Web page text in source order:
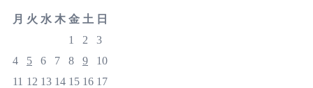
月 火 水 木 金 土 日
1
2
3
4
5 6 7 8 9
10
11 12 13 14 15 16 17